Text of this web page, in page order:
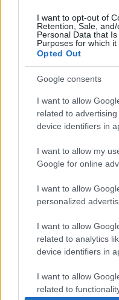
I want to opt-out of
Retention, Sale,
Personal Data that
Purposes for which it
Opted Out
Google consents
I want to allow
related to
device identifiers in
I want to allow my
Google for online
I want to allow
personalized
I want to allow
related to analytics
device identifiers in
I want to allow
related to
Posible alineación
Alineación:
Álvaro
Escriche – Rafa Mir,
muscular), Sandro
19), Ontiveros
Eugeni Valderrama,
Estos jugadores son
puede ser cubierta por
titularidad tras ser